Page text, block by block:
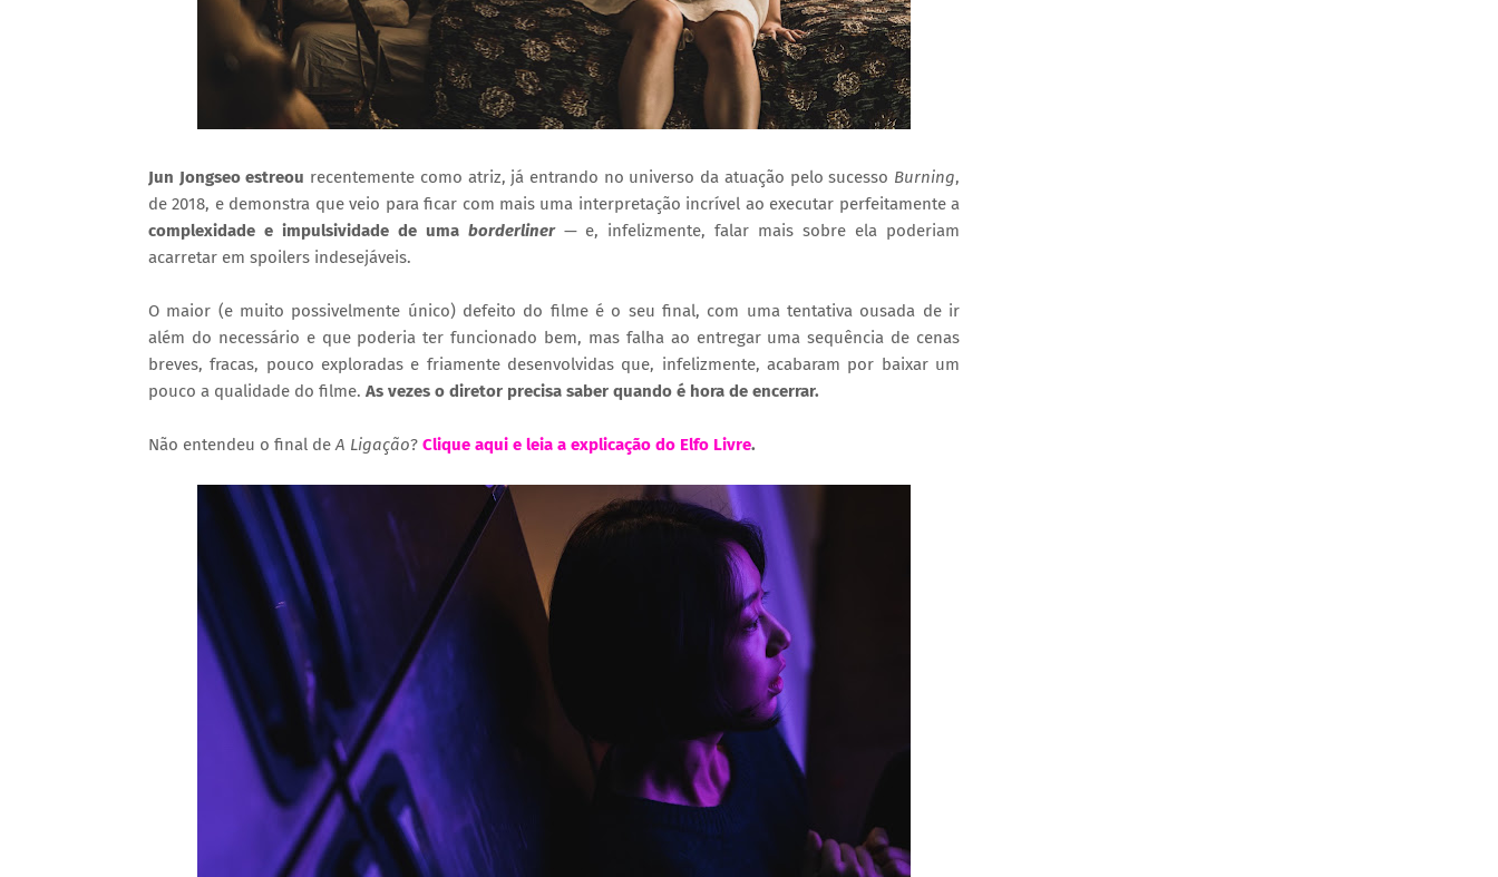
Jun Jongseo estreou recentemente como atriz, já entrando no universo da atuação pelo sucesso Burning,
de 2018, e demonstra que veio para ficar com mais uma interpretação incrível ao executar perfeitamente a
complexidade e impulsividade de uma borderliner — e, infelizmente, falar mais sobre ela poderiam
acarretar em spoilers indesejáveis.
O maior (e muito possivelmente único) defeito do filme é o seu final, com uma tentativa ousada de ir
além do necessário e que poderia ter funcionado bem, mas falha ao entregar uma sequência de cenas
breves, fracas, pouco exploradas e friamente desenvolvidas que, infelizmente, acabaram por baixar um
pouco a qualidade do filme. As vezes o diretor precisa saber quando é hora de encerrar.
Não entendeu o final deA Ligação? Clique aqui e leia a explicação do Elfo Livre.